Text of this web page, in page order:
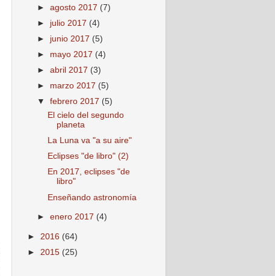
►agosto 2017 (7)
► julio 2017 (4)
► junio 2017 (5)
► mayo 2017 (4)
►abril 2017 (3)
► marzo 2017 (5)
▼febrero 2017 (5)
El cielo del segundo
planeta
La Luna va "a su aire"
Eclipses "de libro" (2)
En 2017, eclipses "de
libro"
Enseñando astronomía
►enero 2017 (4)
► 2016 (64)
► 2015 (25)